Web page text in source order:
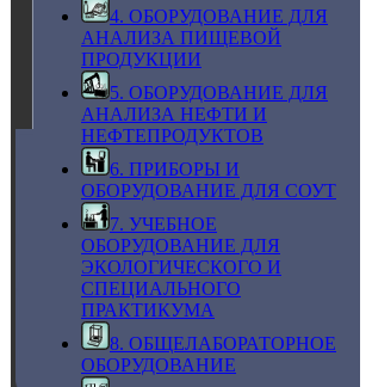
4. ОБОРУДОВАНИЕ ДЛЯ
АНАЛИЗА ПИЩЕВОЙ
ПРОДУКЦИИ
5. ОБОРУДОВАНИЕ ДЛЯ
АНАЛИЗА НЕФТИ И
НЕФТЕПРОДУКТОВ
6. ПРИБОРЫ И
ОБОРУДОВАНИЕ ДЛЯ СОУТ
7. УЧЕБНОЕ
ОБОРУДОВАНИЕ ДЛЯ
ЭКОЛОГИЧЕСКОГО И
СПЕЦИАЛЬНОГО
ПРАКТИКУМА
8. ОБЩЕЛАБОРАТОРНОЕ
ОБОРУДОВАНИЕ